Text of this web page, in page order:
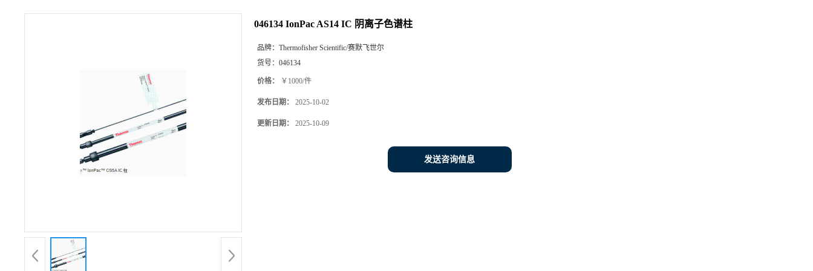
046134 IonPac AS14 IC 阴离子色谱柱
品牌： Thermofisher Scientific/赛默飞世尔
货号： 046134
价格： ￥1000/件
发布日期： 2025-10-02
更新日期： 2025-10-09
发送咨询信息